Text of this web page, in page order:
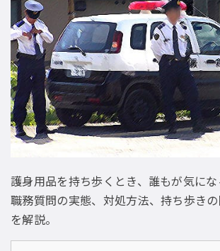
護身用品を持ち歩くとき、誰もが気に
職務質問の実態、対処方法、持ち歩き
を解説。